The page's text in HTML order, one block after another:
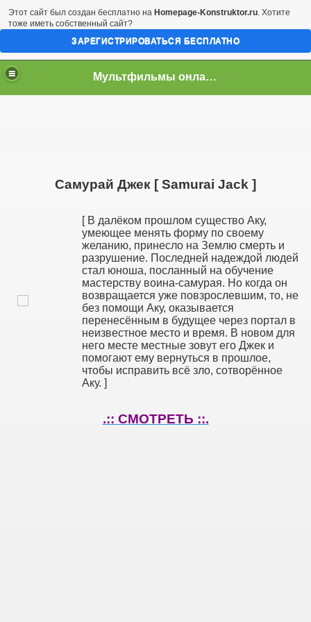
Мультфильмы онлайн скачать бесплатно
Самурай Джек [ Samurai Jack ]
[ В далёком прошлом существо Аку,
умеющее менять форму по своему
желанию, принесло на Землю смерть и
разрушение. Последней надеждой людей
стал юноша, посланный на обучение
мастерству воина-самурая. Но когда он
возвращается уже повзрослевшим, то, не
без помощи Аку, оказывается
перенесённым в будущее через портал в
неизвестное место и время. В новом для
него месте местные зовут его Джек и
помогают ему вернуться в прошлое,
чтобы исправить всё зло, сотворённое
Аку. ]
.:: СМОТРЕТЬ ::.
Этот сайт был создан бесплатно на Homepage-Konstruktor.ru. Хотите
тоже иметь собственный сайт?
ЗАРЕГИСТРИРОВАТЬСЯ БЕСПЛАТНО